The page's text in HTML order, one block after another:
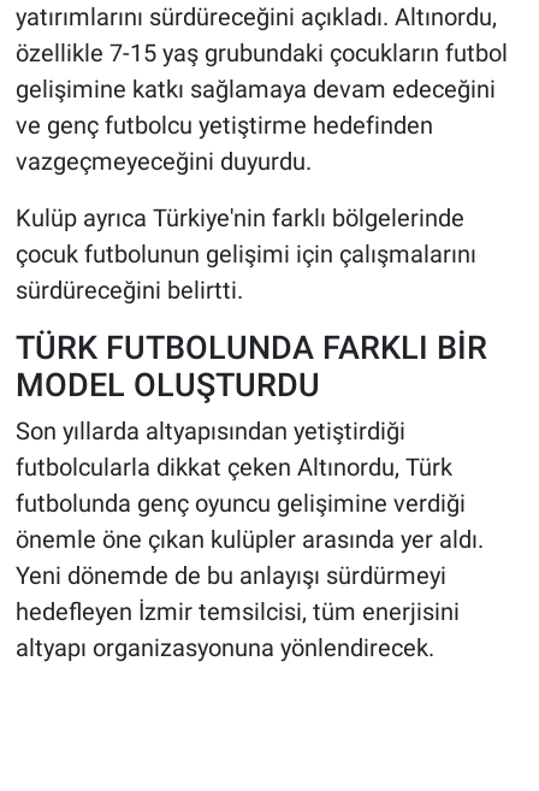
yatırımlarını sürdüreceğini açıkladı. Altınordu,
özellikle 7-15 yaş grubundaki çocukların futbol
gelişimine katkı sağlamaya devam edeceğini
ve genç futbolcu yetiştirme hedefinden
vazgeçmeyeceğini duyurdu.
Kulüp ayrıca Türkiye'nin farklı bölgelerinde
çocuk futbolunun gelişimi için çalışmalarını
sürdüreceğini belirtti.
TÜRK FUTBOLUNDA FARKLI BİR
MODEL OLUŞTURDU
Son yıllarda altyapısından yetiştirdiği
futbolcularla dikkat çeken Altınordu, Türk
futbolunda genç oyuncu gelişimine verdiği
önemle öne çıkan kulüpler arasında yer aldı.
Yeni dönemde de bu anlayışı sürdürmeyi
hedefleyen İzmir temsilcisi, tüm enerjisini
altyapı organizasyonuna yönlendirecek.